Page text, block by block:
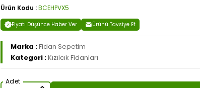
Ürün Kodu :BCEHPVX5
Fiyatı Düşünce Haber Ver Ürünü Tavsiye Et
Marka :Fidan Sepetim
Kategori :Kızılcık Fidanları